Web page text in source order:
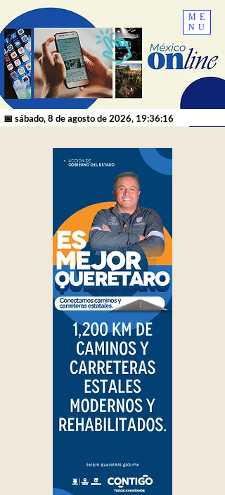
ME
NU
📅 sábado, 8 de agosto de 2026, 19:36:16